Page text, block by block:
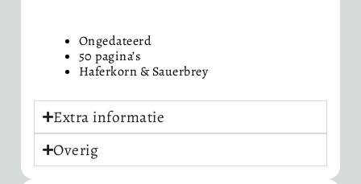
Ongedateerd
50 pagina’s
Haferkorn & Sauerbrey
Extra informatie
Overig